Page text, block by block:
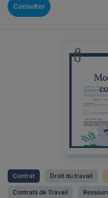
Consulter
Contrat Droit du travail
Contrats de Travail